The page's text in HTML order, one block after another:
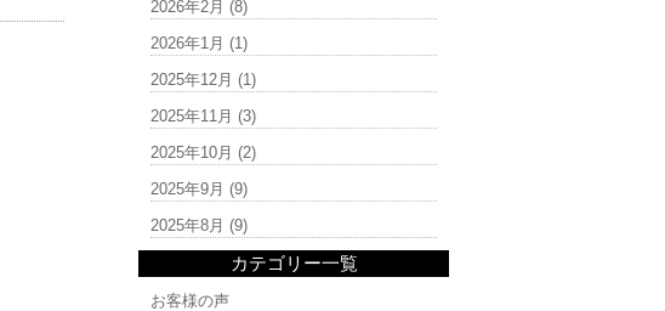
2026年2月 (8)
2026年1月 (1)
2025年12月 (1)
2025年11月 (3)
2025年10月 (2)
2025年9月 (9)
2025年8月 (9)
カテゴリー一覧
お客様の声